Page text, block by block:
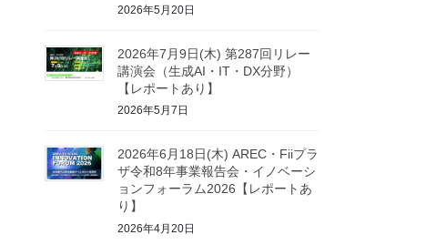
2026年5月20日
2026年7月9日(木) 第287回リレー
講演会（生成AI・IT・DX分野）
【レポートあり】
2026年5月7日
2026年6月18日(木) AREC・Fiiプラ
ザ令和8年事業報告会・イノベーシ
ョンフォーラム2026【レポートあ
り】
2026年4月20日